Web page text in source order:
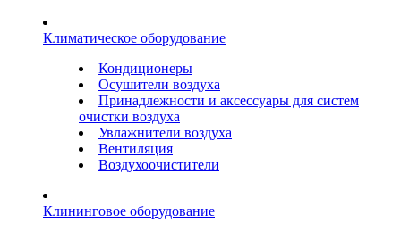
Климатическое оборудование
Кондиционеры
Осушители воздуха
Принадлежности и аксессуары для систем
очистки воздуха
Увлажнители воздуха
Вентиляция
Воздухоочистители
Клининговое оборудование